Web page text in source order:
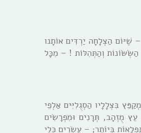
שֶׁיּוֹם הַצְלָחָה יַרְדִּים אוֹתָנו
וְהַתְּהִלּוֹת ! – מִכָּל
בִּצְלָלָיו הַסְגֻלִיִּים אַלְפֵי
מֻזְהָב, תְּרָנִים וּמִפְרָשִֹים
בְּיוֹתֵר; – עֶשְֹרִים כְּלֵי